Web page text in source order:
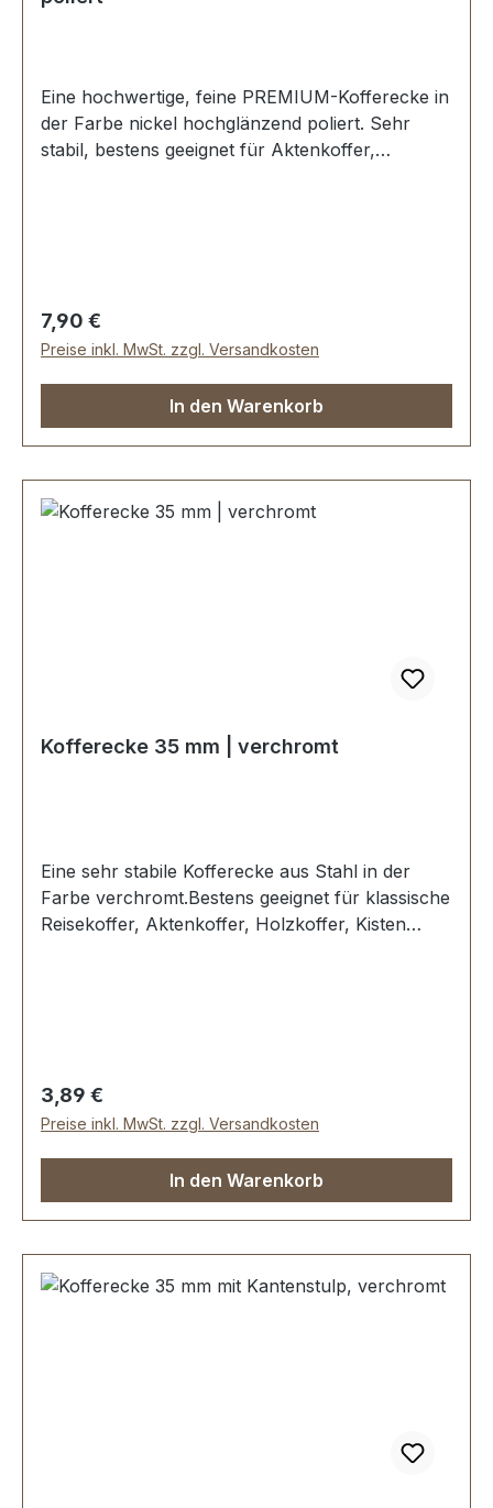
Eine hochwertige, feine PREMIUM-Kofferecke in
der Farbe nickel hochglänzend poliert. Sehr
stabil, bestens geeignet für Aktenkoffer,
Regulärer Preis:
7,90 €
Preise inkl. MwSt. zzgl. Versandkosten
In den Warenkorb
Kofferecke 35 mm | verchromt
Eine sehr stabile Kofferecke aus Stahl in der
Farbe verchromt.Bestens geeignet für klassische
Reisekoffer, Aktenkoffer, Holzkoffer, Kisten
Regulärer Preis:
3,89 €
Preise inkl. MwSt. zzgl. Versandkosten
In den Warenkorb